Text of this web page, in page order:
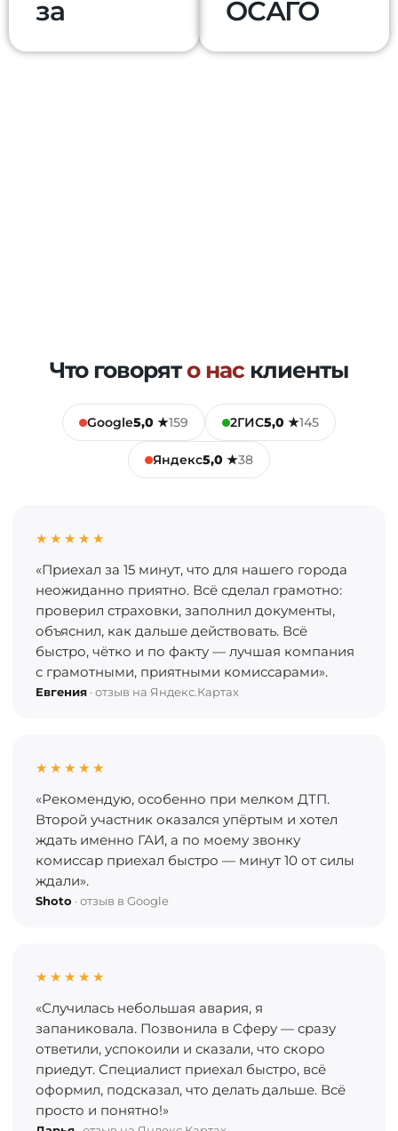
за
ОСАГО
Что говорято нас клиенты
Google5,0 ★159 2ГИС5,0 ★145
Яндекс5,0 ★38
★★★★★
«Приехал за 15 минут, что для нашего города
неожиданно приятно. Всё сделал грамотно:
проверил страховки, заполнил документы,
объяснил, как дальше действовать. Всё
быстро, чётко и по факту — лучшая компания
с грамотными, приятными комиссарами».
Евгения · отзыв на Яндекс.Картах
★★★★★
«Рекомендую, особенно при мелком ДТП.
Второй участник оказался упёртым и хотел
ждать именно ГАИ, а по моему звонку
комиссар приехал быстро — минут 10 от силы
ждали».
Shoto · отзыв в Google
★★★★★
«Случилась небольшая авария, я
запаниковала. Позвонила в Сферу — сразу
ответили, успокоили и сказали, что скоро
приедут. Специалист приехал быстро, всё
оформил, подсказал, что делать дальше. Всё
просто и понятно!»